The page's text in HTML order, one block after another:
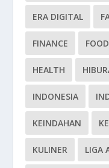
ERA DIGITAL
FINANCE FOOD
HEALTH
INDONESIA
KEINDAHAN
KULINER LIGA